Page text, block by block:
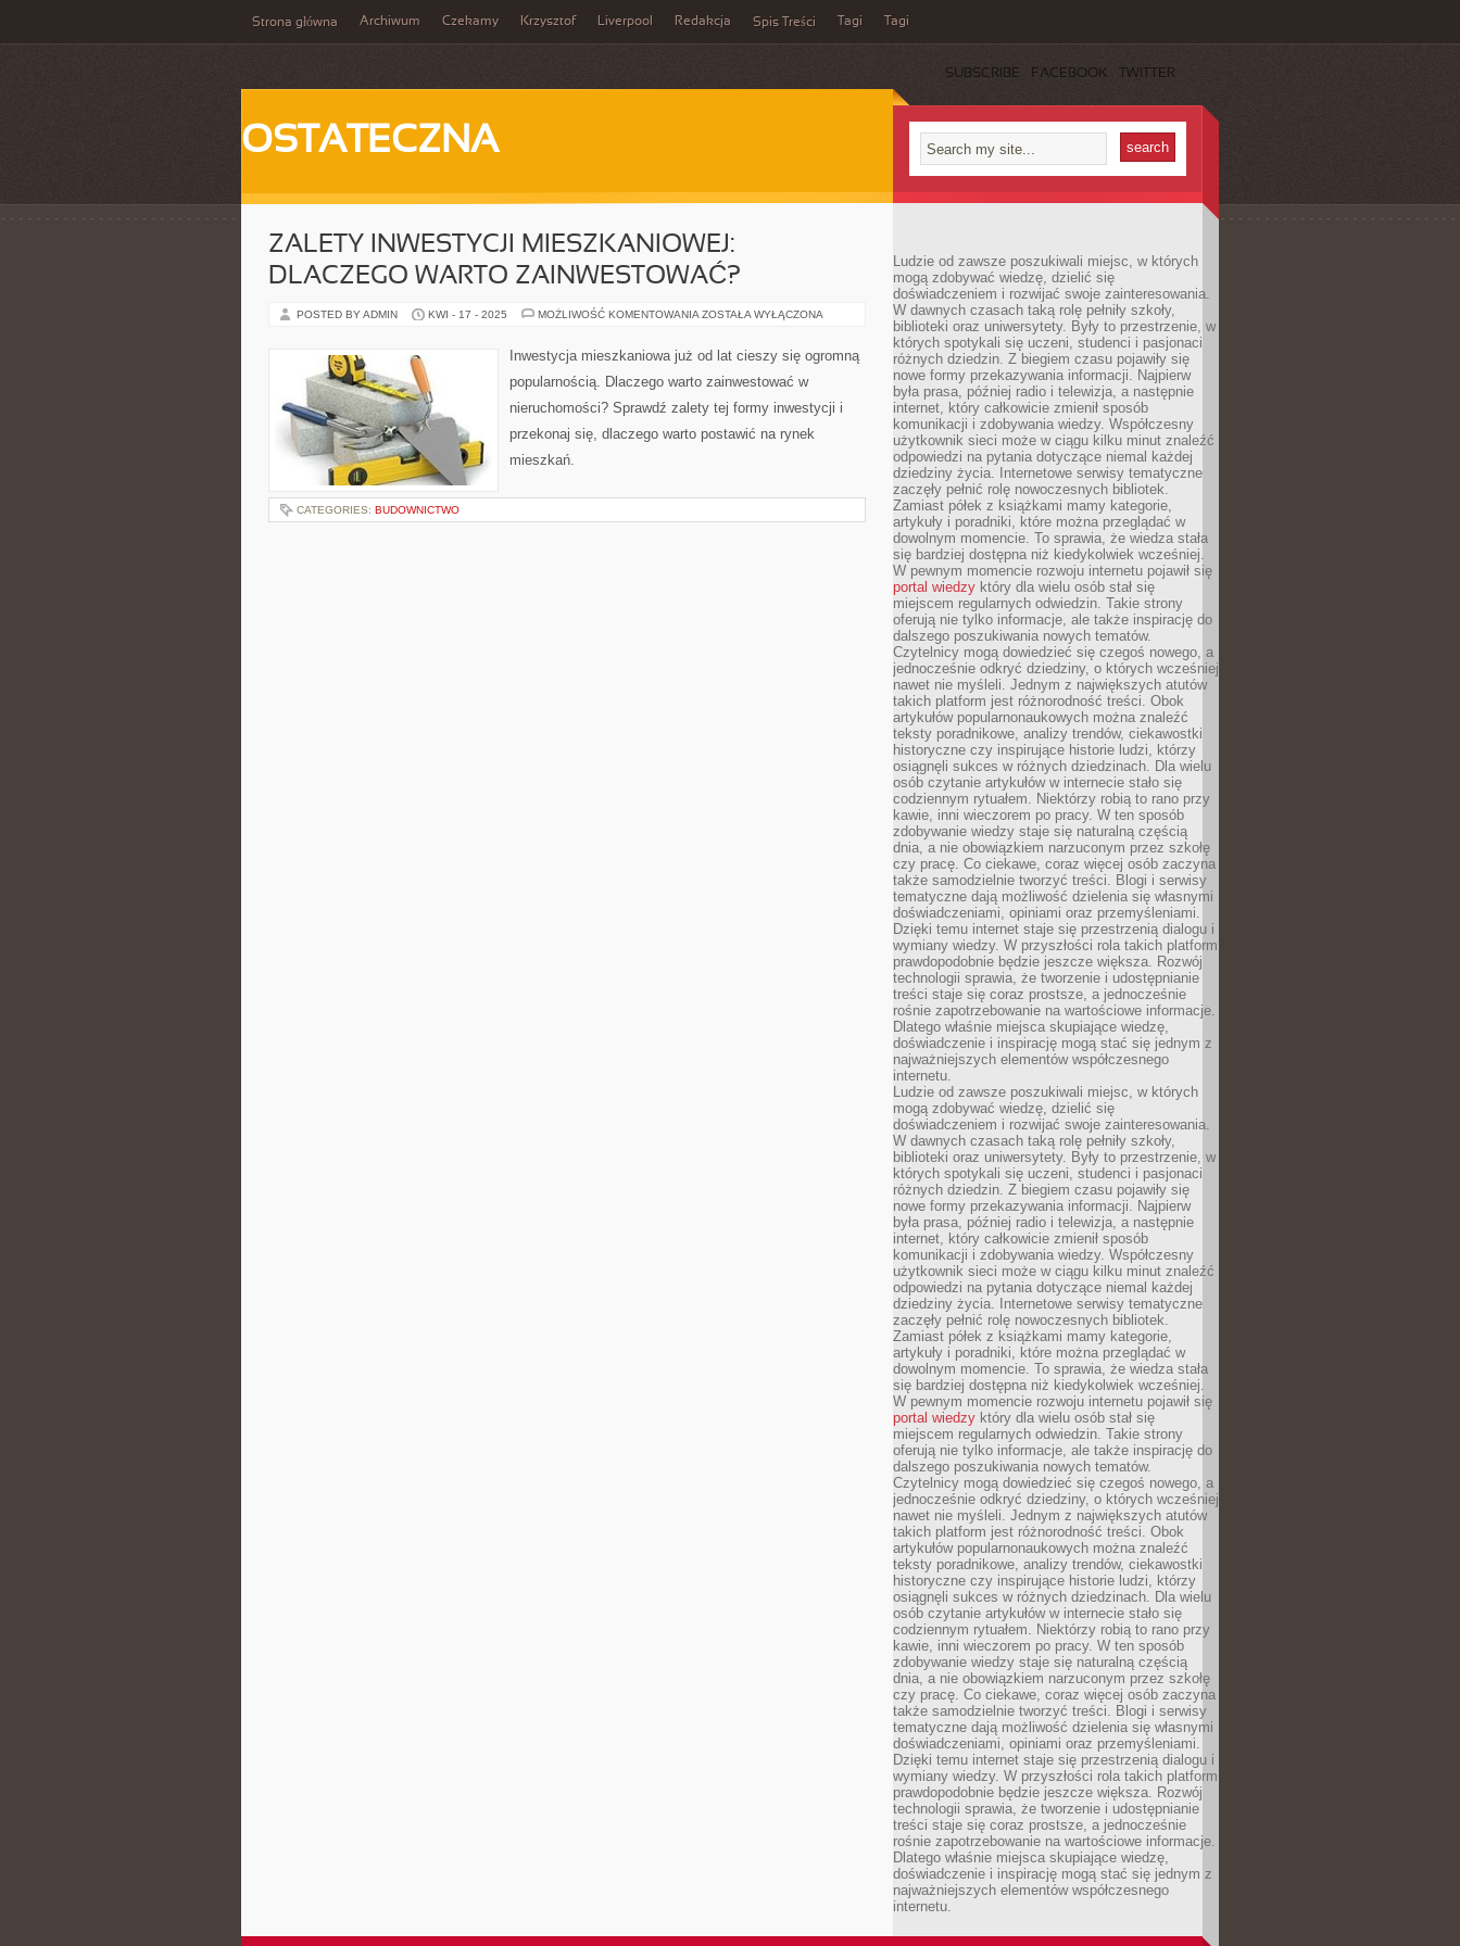
Strona główna Archiwum Czekamy Krzysztof Liverpool Redakcja Spis Treści Tagi Tagi
SUBSCRIBE FACEBOOK TWITTER
OSTATECZNA
ZALETY INWESTYCJI MIESZKANIOWEJ:
DLACZEGO WARTO ZAINWESTOWAĆ?
POSTED BY ADMIN KWI - 17 - 2025 MOŻLIWOŚĆ KOMENTOWANIA ZALETY
DLACZEGO
WARTO
ZOSTAŁA WYŁĄCZONA
Inwestycja mieszkaniowa już od lat cieszy się ogromną
popularnością. Dlaczego warto zainwestować w
nieruchomości? Sprawdź zalety tej formy inwestycji i
przekonaj się, dlaczego warto postawić na rynek
mieszkań.
CATEGORIES: BUDOWNICTWO
Ludzie od zawsze poszukiwali miejsc, w których
mogą zdobywać wiedzę, dzielić się
doświadczeniem i rozwijać swoje zainteresowania.
W dawnych czasach taką rolę pełniły szkoły,
biblioteki oraz uniwersytety. Były to przestrzenie, w
których spotykali się uczeni, studenci i pasjonaci
różnych dziedzin. Z biegiem czasu pojawiły się
nowe formy przekazywania informacji. Najpierw
była prasa, później radio i telewizja, a następnie
internet, który całkowicie zmienił sposób
komunikacji i zdobywania wiedzy. Współczesny
użytkownik sieci może w ciągu kilku minut znaleźć
odpowiedzi na pytania dotyczące niemal każdej
dziedziny życia. Internetowe serwisy tematyczne
zaczęły pełnić rolę nowoczesnych bibliotek.
Zamiast półek z książkami mamy kategorie,
artykuły i poradniki, które można przeglądać w
dowolnym momencie. To sprawia, że wiedza stała
się bardziej dostępna niż kiedykolwiek wcześniej.
W pewnym momencie rozwoju internetu pojawił się
portal wiedzy który dla wielu osób stał się
miejscem regularnych odwiedzin. Takie strony
oferują nie tylko informacje, ale także inspirację do
dalszego poszukiwania nowych tematów.
Czytelnicy mogą dowiedzieć się czegoś nowego, a
jednocześnie odkryć dziedziny, o których wcześniej
nawet nie myśleli. Jednym z największych atutów
takich platform jest różnorodność treści. Obok
artykułów popularnonaukowych można znaleźć
teksty poradnikowe, analizy trendów, ciekawostki
historyczne czy inspirujące historie ludzi, którzy
osiągnęli sukces w różnych dziedzinach. Dla wielu
osób czytanie artykułów w internecie stało się
codziennym rytuałem. Niektórzy robią to rano przy
kawie, inni wieczorem po pracy. W ten sposób
zdobywanie wiedzy staje się naturalną częścią
dnia, a nie obowiązkiem narzuconym przez szkołę
czy pracę. Co ciekawe, coraz więcej osób zaczyna
także samodzielnie tworzyć treści. Blogi i serwisy
tematyczne dają możliwość dzielenia się własnymi
doświadczeniami, opiniami oraz przemyśleniami.
Dzięki temu internet staje się przestrzenią dialogu i
wymiany wiedzy. W przyszłości rola takich platform
prawdopodobnie będzie jeszcze większa. Rozwój
technologii sprawia, że tworzenie i udostępnianie
treści staje się coraz prostsze, a jednocześnie
rośnie zapotrzebowanie na wartościowe informacje.
Dlatego właśnie miejsca skupiające wiedzę,
doświadczenie i inspirację mogą stać się jednym z
najważniejszych elementów współczesnego
internetu.
Ludzie od zawsze poszukiwali miejsc, w których
mogą zdobywać wiedzę, dzielić się
doświadczeniem i rozwijać swoje zainteresowania.
W dawnych czasach taką rolę pełniły szkoły,
biblioteki oraz uniwersytety. Były to przestrzenie, w
których spotykali się uczeni, studenci i pasjonaci
różnych dziedzin. Z biegiem czasu pojawiły się
nowe formy przekazywania informacji. Najpierw
była prasa, później radio i telewizja, a następnie
internet, który całkowicie zmienił sposób
komunikacji i zdobywania wiedzy. Współczesny
użytkownik sieci może w ciągu kilku minut znaleźć
odpowiedzi na pytania dotyczące niemal każdej
dziedziny życia. Internetowe serwisy tematyczne
zaczęły pełnić rolę nowoczesnych bibliotek.
Zamiast półek z książkami mamy kategorie,
artykuły i poradniki, które można przeglądać w
dowolnym momencie. To sprawia, że wiedza stała
się bardziej dostępna niż kiedykolwiek wcześniej.
W pewnym momencie rozwoju internetu pojawił się
portal wiedzy który dla wielu osób stał się
miejscem regularnych odwiedzin. Takie strony
oferują nie tylko informacje, ale także inspirację do
dalszego poszukiwania nowych tematów.
Czytelnicy mogą dowiedzieć się czegoś nowego, a
jednocześnie odkryć dziedziny, o których wcześniej
nawet nie myśleli. Jednym z największych atutów
takich platform jest różnorodność treści. Obok
artykułów popularnonaukowych można znaleźć
teksty poradnikowe, analizy trendów, ciekawostki
historyczne czy inspirujące historie ludzi, którzy
osiągnęli sukces w różnych dziedzinach. Dla wielu
osób czytanie artykułów w internecie stało się
codziennym rytuałem. Niektórzy robią to rano przy
kawie, inni wieczorem po pracy. W ten sposób
zdobywanie wiedzy staje się naturalną częścią
dnia, a nie obowiązkiem narzuconym przez szkołę
czy pracę. Co ciekawe, coraz więcej osób zaczyna
także samodzielnie tworzyć treści. Blogi i serwisy
tematyczne dają możliwość dzielenia się własnymi
doświadczeniami, opiniami oraz przemyśleniami.
Dzięki temu internet staje się przestrzenią dialogu i
wymiany wiedzy. W przyszłości rola takich platform
prawdopodobnie będzie jeszcze większa. Rozwój
technologii sprawia, że tworzenie i udostępnianie
treści staje się coraz prostsze, a jednocześnie
rośnie zapotrzebowanie na wartościowe informacje.
Dlatego właśnie miejsca skupiające wiedzę,
doświadczenie i inspirację mogą stać się jednym z
najważniejszych elementów współczesnego
internetu.